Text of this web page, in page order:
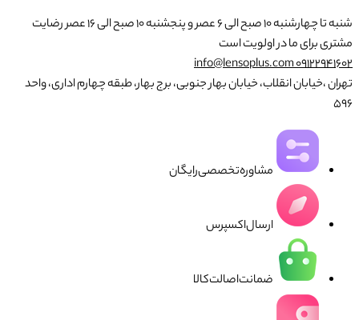
شنبه تا چهارشنبه ۱۰ صبح الی ۶ عصر و پنجشنبه ۱۰ صبح الی ۱۶ عصر
رضایت
مشتری برای ما در اولویت است
۰۹۱۲۲۹۴۱۶۰۲info@lensoplus.com
تهران ،خیابان انقلاب، خیابان بهار جنوبی، برج بهار، طبقه چهارم اداری، واحد
۵۹۶
مشاوره‌تخصصی‌رایگان
ارسال‌اکسپرس
ضمانت‌اصالت‌کالا